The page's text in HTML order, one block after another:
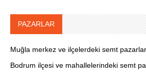
PAZARLAR
Muğla merkez ve ilçelerdeki semt
Bodrum ilçesi ve mahallelerindeki semt